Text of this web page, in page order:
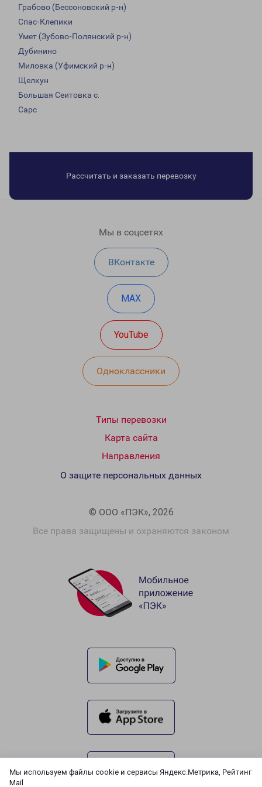
Мы используем файлы cookie и сервисы Яндекс.Метрика, Рейтинг
Mail
Грабово (Бессоновский р-н)
Спас-Клепики
Умет (Зубово-Полянский р-н)
Дубинино
Миловка (Уфимский р-н)
Щелкун
Большая Сеитовка с.
Сарс
Рассчитать и заказать перевозку
Мы в соцсетях
ВКонтакте
MAX
YouTube
Одноклассники
Типы перевозки
Карта сайта
Направления
© ООО «ПЭК», 2026
Все права защищены и охраняются законом
О защите персональных данных